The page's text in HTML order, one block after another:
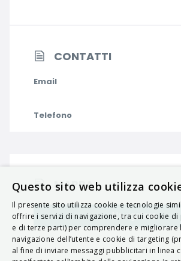
CONTATTI
Email
Telefono
MAPPA
Navigatore
Questo sito web utilizza
Il presente sito utilizza cookie e tecnologie
offrire i servizi di navigazione, tra cui cookie
e di terze parti) per comprendere e migliorare
navigazione dell’utente e cookie di targeting
al fine di inviare messaggi pubblicitari in linea